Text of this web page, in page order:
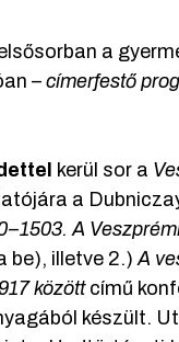
a
– címerfestő
kerül sor a
a
A
be), illetve 2.) A
közöttcímű
készült.